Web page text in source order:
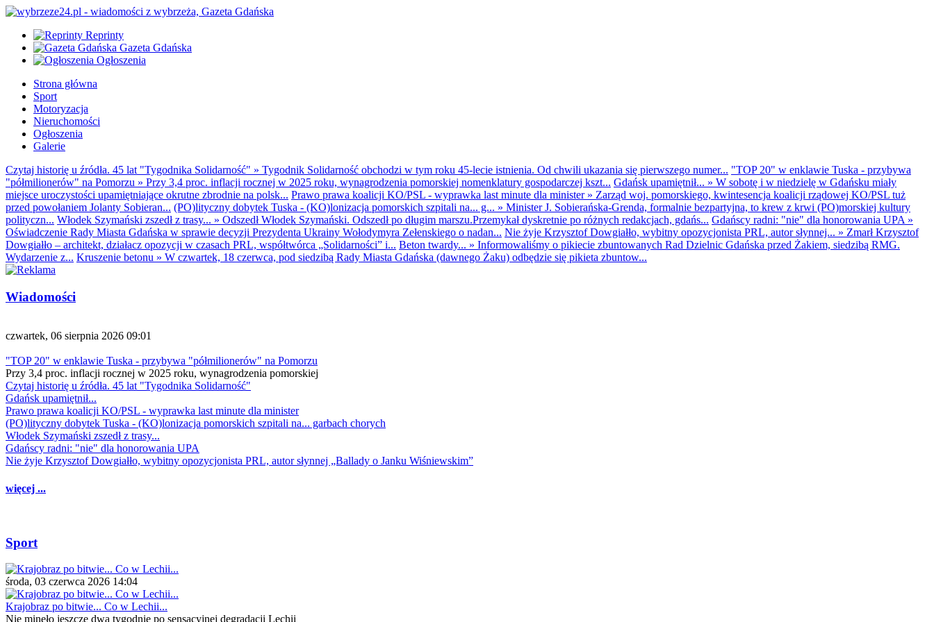
Reprinty
Gazeta Gdańska
Ogłoszenia
Strona główna
Sport
Motoryzacja
Nieruchomości
Ogłoszenia
Galerie
Czytaj historię u źródła. 45 lat "Tygodnika Solidarność" » Tygodnik Solidarność obchodzi w tym roku 45-lecie istnienia. Od chwili ukazania się pierwszego numer... "TOP 20" w enklawie Tuska - przybywa
"półmilionerów" na Pomorzu » Przy 3,4 proc. inflacji rocznej w 2025 roku, wynagrodzenia pomorskiej nomenklatury gospodarczej kszt... Gdańsk upamiętnił... » W sobotę i w niedzielę w Gdańsku miały
miejsce uroczystości upamiętniające okrutne zbrodnie na polsk... Prawo prawa koalicji KO/PSL - wyprawka last minute dla minister» Zarząd woj. pomorskiego, kwintesencja koalicji rządowej KO/PSL tuż
przed powołaniem Jolanty Sobieran... (PO)lityczny dobytek Tuska - (KO)lonizacja pomorskich szpitali na... g... » Minister J. Sobierańska-Grenda, formalnie bezpartyjna, to krew z krwi (PO)morskiej kultury
polityczn... Włodek Szymański zszedł z trasy... » Odszedł Włodek Szymański. Odszedł po długim marszu.Przemykał dyskretnie po różnych redakcjach, gdańs... Gdańscy radni: "nie" dla honorowania UPA »
Oświadczenie Rady Miasta Gdańska w sprawie decyzji Prezydenta Ukrainy Wołodymyra Zełenskiego o nadan... Nie żyje Krzysztof Dowgiałło, wybitny opozycjonista PRL, autor słynnej... » Zmarł Krzysztof
Dowgiałło – architekt, działacz opozycji w czasach PRL, współtwórca „Solidarności” i... Beton twardy... » Informowaliśmy o pikiecie zbuntowanych Rad Dzielnic Gdańska przed Żakiem, siedzibą RMG.
Wydarzenie z... Kruszenie betonu » W czwartek, 18 czerwca, pod siedzibą Rady Miasta Gdańska (dawnego Żaku) odbędzie się pikieta zbuntow...
Wiadomości
czwartek, 06 sierpnia 2026 09:01
"TOP 20" w enklawie Tuska - przybywa "półmilionerów" na Pomorzu
Przy 3,4 proc. inflacji rocznej w 2025 roku, wynagrodzenia pomorskiej
Czytaj historię u źródła. 45 lat "Tygodnika Solidarność"
Gdańsk upamiętnił...
Prawo prawa koalicji KO/PSL - wyprawka last minute dla minister
(PO)lityczny dobytek Tuska - (KO)lonizacja pomorskich szpitali na... garbach chorych
Włodek Szymański zszedł z trasy...
Gdańscy radni: "nie" dla honorowania UPA
Nie żyje Krzysztof Dowgiałło, wybitny opozycjonista PRL, autor słynnej „Ballady o Janku Wiśniewskim”
więcej ...
Sport
środa, 03 czerwca 2026 14:04
Krajobraz po bitwie... Co w Lechii...
Nie minęło jeszcze dwa tygodnie po sensacyjnej degradacji Lechii